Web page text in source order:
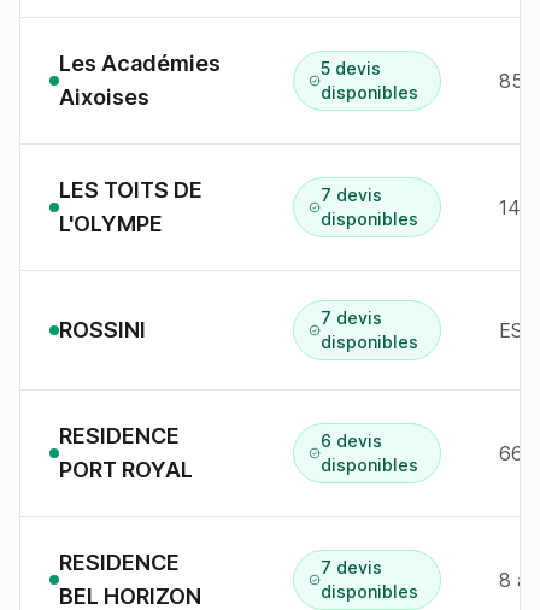
Les Académies
Aixoises
5 devis
disponibles
85 r
LES TOITS DE
L'OLYMPE
7 devis
disponibles
145
ROSSINI
7 devis
disponibles
RESIDENCE
PORT ROYAL
6 devis
disponibles
RESIDENCE
BEL HORIZON
7 devis
disponibles
8